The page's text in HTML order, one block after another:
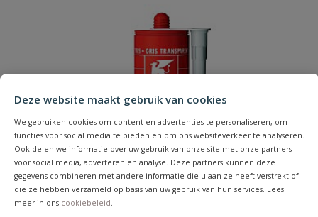
Deze website maakt gebruik van cookies
We gebruiken cookies om content en advertenties te personaliseren, om
functies voor social media te bieden en om ons websiteverkeer te analyseren.
Ook delen we informatie over uw gebruik van onze site met onze partners
voor social media, adverteren en analyse. Deze partners kunnen deze
gegevens combineren met andere informatie die u aan ze heeft verstrekt of
die ze hebben verzameld op basis van uw gebruik van hun services. Lees
meer in ons cookiebeleid.
Naam
Samenvatting